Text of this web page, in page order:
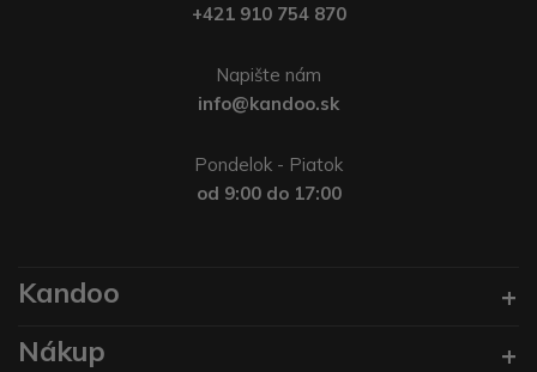
+421 910 754 870
Napište nám
info@kandoo.sk
Pondelok - Piatok
od 9:00 do 17:00
Kandoo
Nákup